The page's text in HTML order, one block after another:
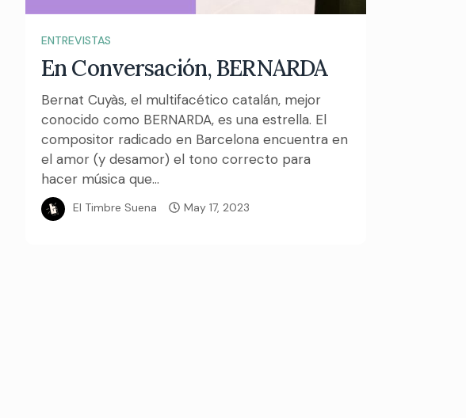
ENTREVISTAS
En Conversación, BERNARDA
Bernat Cuyàs, el multifacético catalán, mejor
conocido como BERNARDA, es una estrella. El
compositor radicado en Barcelona encuentra en
el amor (y desamor) el tono correcto para
hacer música que...
El Timbre Suena May 17, 2023